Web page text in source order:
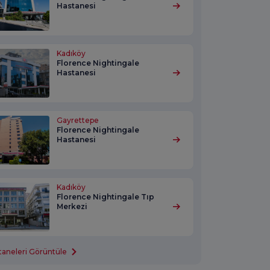
Hastanesi
Kadıköy
Florence Nightingale
Hastanesi
Gayrettepe
Florence Nightingale
Hastanesi
Kadıköy
Florence Nightingale Tıp
Merkezi
Görüntüle